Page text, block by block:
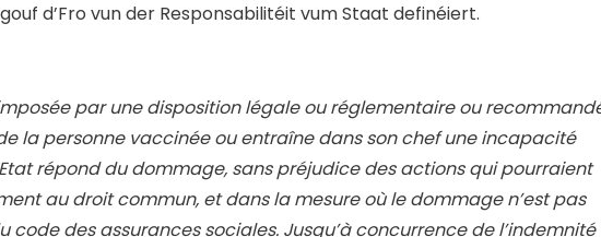
d’Fro vun der Responsabilitéit vum Staat definéiert.
par une disposition légale ou réglementaire ou
la personne vaccinée ou entraîne dans son chef une incapacité
répond du dommage, sans préjudice des actions qui pourraient
au droit commun, et dans la mesure où le dommage n’est pas
code des assurances sociales. Jusqu’à concurrence de l’indemnité